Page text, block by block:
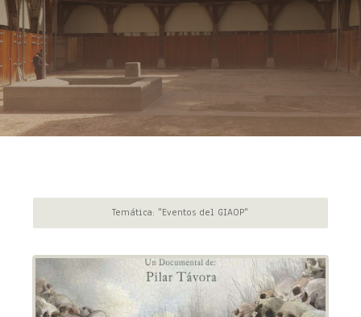
Temática: "Eventos del GIAOP"